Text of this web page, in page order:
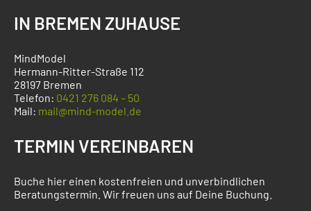
IN BREMEN ZUHAUSE
MindModel
Hermann-Ritter-Straße 112
28197 Bremen
Telefon: 0421 276 084 – 50
Mail: mail@mind-model.de
TERMIN VEREINBAREN
Buche hier einen kostenfreien und unverbindlichen
Beratungstermin. Wir freuen uns auf Deine Buchung.